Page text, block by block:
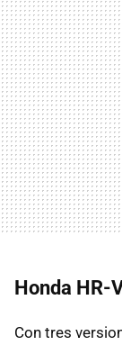
Honda HR-
Con tres